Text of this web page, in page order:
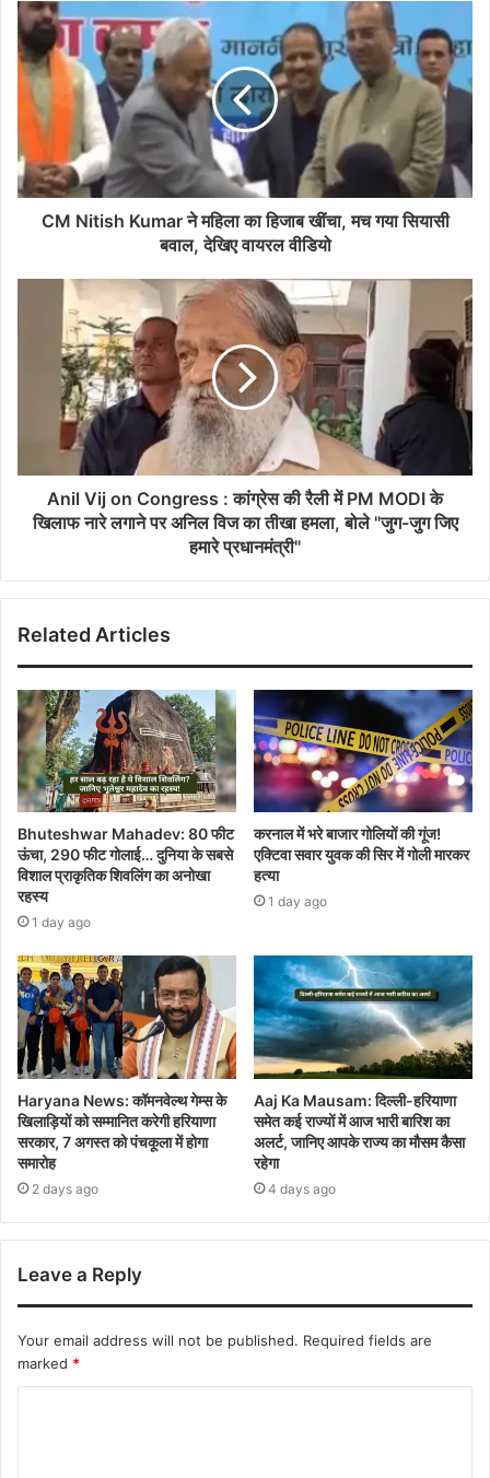
CM Nitish Kumar ने महिला का हिजाब खींचा, मच गया सियासी
बवाल, देखिए वायरल वीडियो
Anil Vij on Congress : कांग्रेस की रैली में PM MODI के
खिलाफ नारे लगाने पर अनिल विज का तीखा हमला, बोले "जुग-जुग जिए
हमारे प्रधानमंत्री"
Related Articles
Bhuteshwar Mahadev: 80 फीट
ऊंचा, 290 फीट गोलाई… दुनिया के सबसे
विशाल प्राकृतिक शिवलिंग का अनोखा
रहस्य
1 day ago
करनाल में भरे बाजार गोलियों की गूंज!
एक्टिवा सवार युवक की सिर में गोली मारकर
हत्या
1 day ago
Haryana News: कॉमनवेल्थ गेम्स के
खिलाड़ियों को सम्मानित करेगी हरियाणा
सरकार, 7 अगस्त को पंचकूला में होगा
समारोह
2 days ago
Aaj Ka Mausam: दिल्ली-हरियाणा
समेत कई राज्यों में आज भारी बारिश का
अलर्ट, जानिए आपके राज्य का मौसम कैसा
रहेगा
4 days ago
Leave a Reply
Your email address will not be published. Required fields are
marked *